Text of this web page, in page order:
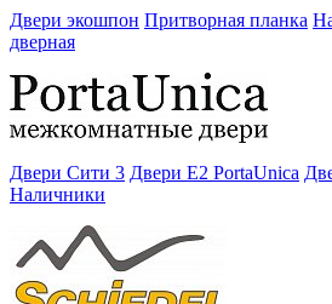
Двери экошпон Притворная планка
дверная
Двери Сити 3 Двери E2 PortaUnica
Наличники